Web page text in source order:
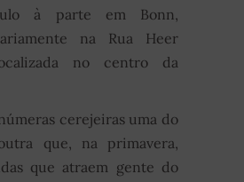
à parte em Bonn,
na Rua Heer
no centro da
cerejeiras uma do
que, na primavera,
que atraem gente do